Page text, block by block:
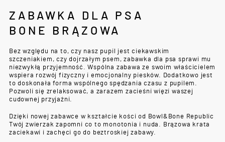
ZABAWKA DLA PSA
BONE BRĄZOWA
Bez względu na to, czy nasz pupil jest ciekawskim
szczeniakiem, czy dojrzałym psem, zabawka dla psa sprawi mu
niezwykłą przyjemność. Wspólna zabawa ze swoim właścicielem
wspiera rozwój fizyczny i emocjonalny piesków. Dodatkowo jest
to doskonała forma wspólnego spędzania czasu z pupilem.
Pozwoli się zrelaksować, a zarazem zacieśni więzi waszej
cudownej przyjaźni.
Dzięki nowej zabawce w kształcie kości od Bowl&Bone Republic
Twój zwierzak zapomni co to monotonia i nuda. Brązowa krata
zaciekawi i zachęci go do beztroskiej zabawy.